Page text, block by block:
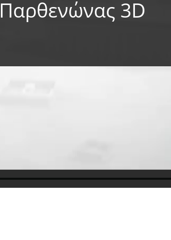
Παρθενώνας 3D